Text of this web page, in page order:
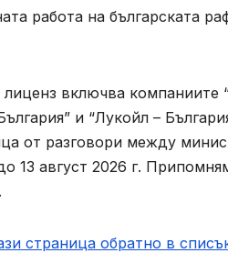
работа на българската
лиценз включва компаниите
и “Лукойл –
от разговори между
13 август 2026 г.
страница обратно в